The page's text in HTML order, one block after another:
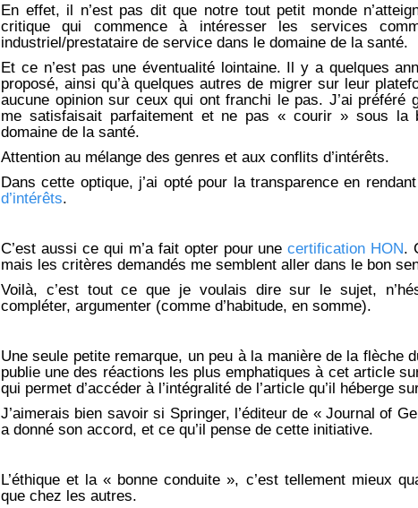
En effet, il n’est pas dit que notre tout petit monde
critique qui commence à intéresser les services
industriel/prestataire de service dans le domaine de la santé.
Et ce n’est pas une éventualité lointaine. Il y a quelques
proposé, ainsi qu’à quelques autres de migrer sur leur
aucune opinion sur ceux qui ont franchi le pas. J’ai préféré
me satisfaisait parfaitement et ne pas « courir » sous la
domaine de la santé.
Attention au mélange des genres et aux conflits d’intérêts.
Dans cette optique, j’ai opté pour la transparence en
d’intérêts.
C’est aussi ce qui m’a fait opter pour unecertification HON.
mais les critères demandés me semblent aller dans le bon
Voilà, c’est tout ce que je voulais dire sur le sujet,
compléter, argumenter (comme d’habitude, en somme).
Une seule petite remarque, un peu à la manière de la flèche
publie une des réactions les plus emphatiques à cet article
qui permet d’accéder à l’intégralité de l’article qu’il héberge
J’aimerais bien savoir si Springer, l’éditeur de « Journal of
a donné son accord, et ce qu’il pense de cette initiative.
L’éthique et la « bonne conduite », c’est tellement mieux
que chez les autres.